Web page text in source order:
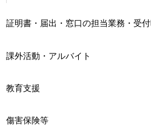
証明書・届出・窓口の担当業務・受
課外活動・アルバイト
教育支援
傷害保険等